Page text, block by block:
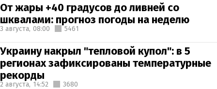
От жары +40 градусов до ливней со
шквалами: прогноз погоды на неделю
3 августа, 08:00 5461
Украину накрыл "тепловой купол": в 5
регионах зафиксированы температурные
рекорды
2 августа, 14:52 3680